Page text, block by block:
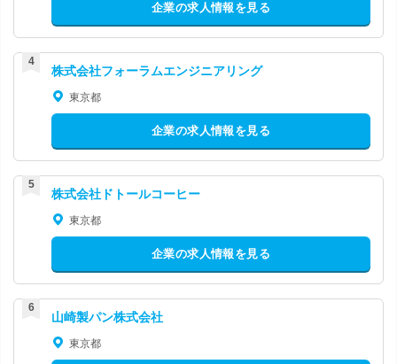
企業の求人情報を見る
株式会社フォーラムエンジニアリング
東京都
企業の求人情報を見る
株式会社ドトールコーヒー
東京都
企業の求人情報を見る
山崎製パン株式会社
東京都